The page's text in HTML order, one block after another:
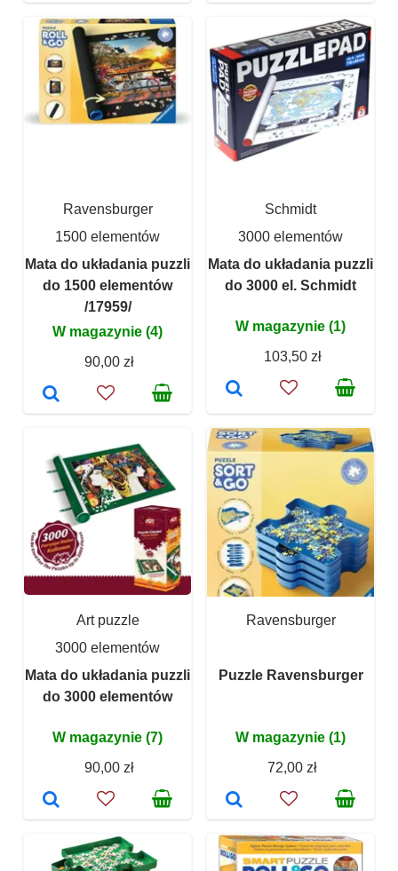
Ravensburger
1500 elementów
Mata do układania puzzli
do 1500 elementów
/17959/
W magazynie (4)
90,00 zł
Schmidt
3000 elementów
Mata do układania puzzli
do 3000 el. Schmidt
W magazynie (1)
103,50 zł
Art puzzle
3000 elementów
Mata do układania puzzli
do 3000 elementów
W magazynie (7)
90,00 zł
Ravensburger
Puzzle Ravensburger
W magazynie (1)
72,00 zł